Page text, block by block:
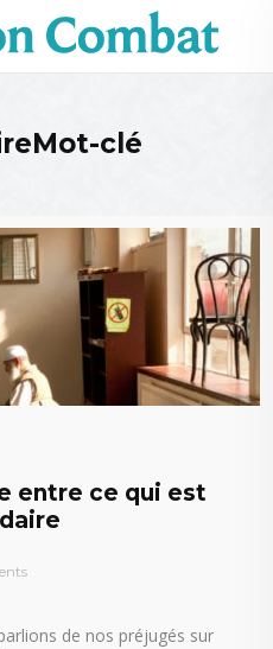
clé
entre ce qui est
de nos préjugés sur